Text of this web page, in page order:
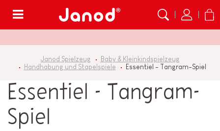
Janod Spielzeug
Baby & Kleinkindspielzeug
Handhabung und Stapelspiele
Essentiel - Tangram-Spiel
Essentiel - Tangram-
Spiel